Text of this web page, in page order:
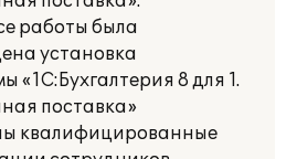
работы была
установка
«1С:Бухгалтерия 8 для 1.
поставка»
квалифицированные